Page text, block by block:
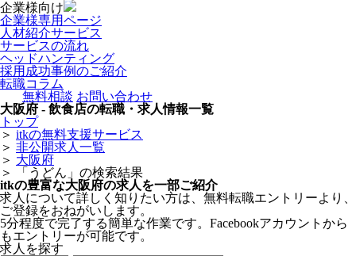
企業様向け
企業様専用ページ
人材紹介サービス
サービスの流れ
ヘッドハンティング
採用成功事例のご紹介
転職コラム
無料相談 お問い合わせ
大阪府 - 飲食店の転職・求人情報一覧
トップ
＞ itkの無料支援サービス
＞ 非公開求人一覧
＞ 大阪府
＞
「うどん」の検索結果
itkの豊富な大阪府の求人を一部ご紹介
求人について詳しく知りたい方は、無料転職エントリーより、
ご登録をおねがいします。
5分程度で完了する簡単な作業です。Facebookアカウントから
もエントリーが可能です。
求人を探す